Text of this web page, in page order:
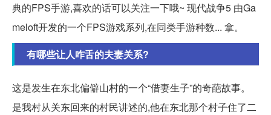
典的FPS手游,喜欢的话可以关注一下哦~ 现代战争5 由Ga
meloft开发的一个FPS游戏系列,在同类手游种数... 拿。
有哪些让人咋舌的夫妻关系?
这是发生在东北偏僻山村的一个“借妻生子”的奇葩故事。
是我村从关东回来的村民讲述的,他在东北那个村子住了二